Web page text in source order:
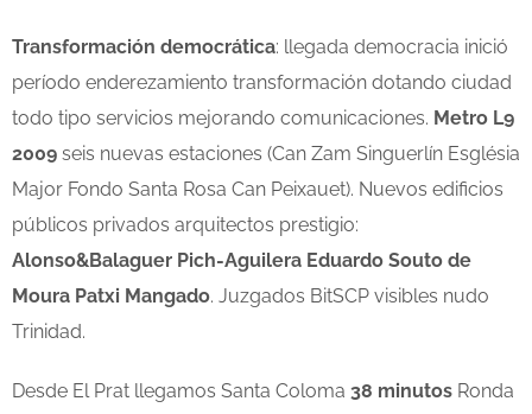
Transformación democrática: llegada democracia inició
período enderezamiento transformación dotando ciudad
todo tipo servicios mejorando comunicaciones. Metro L9
2009 seis nuevas estaciones (Can Zam Singuerlín Església
Major Fondo Santa Rosa Can Peixauet). Nuevos edificios
públicos privados arquitectos prestigio:
Alonso&Balaguer Pich-Aguilera Eduardo Souto de
Moura Patxi Mangado. Juzgados BitSCP visibles nudo
Trinidad.
Desde El Prat llegamos Santa Coloma 38 minutos Ronda